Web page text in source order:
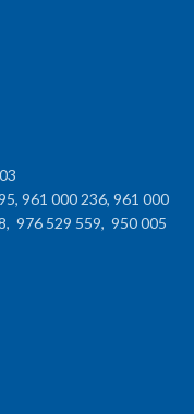
961 000 236, 961 000
976 529 559, 950 005